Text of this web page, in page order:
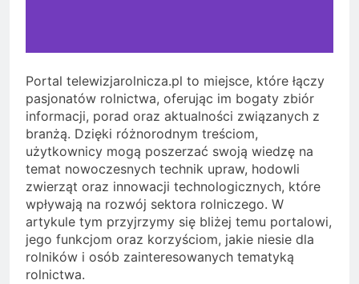
Portal telewizjarolnicza.pl to miejsce, które łączy
pasjonatów rolnictwa, oferując im bogaty zbiór
informacji, porad oraz aktualności związanych z
branżą. Dzięki różnorodnym treściom,
użytkownicy mogą poszerzać swoją wiedzę na
temat nowoczesnych technik upraw, hodowli
zwierząt oraz innowacji technologicznych, które
wpływają na rozwój sektora rolniczego. W
artykule tym przyjrzymy się bliżej temu portalowi,
jego funkcjom oraz korzyściom, jakie niesie dla
rolników i osób zainteresowanych tematyką
rolnictwa.